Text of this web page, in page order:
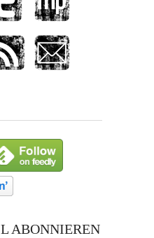
ABONNIEREN